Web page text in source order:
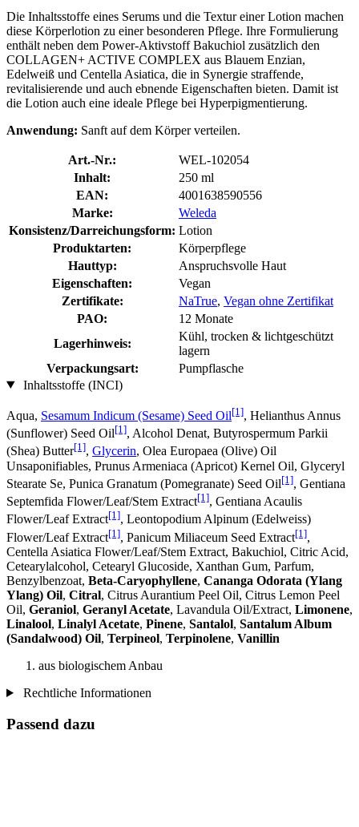
Die Inhaltsstoffe eines Serums und die Textur einer Lotion machen
diese Körperlotion zu einer besonderen Pflege. Ihre Formulierung
enthält neben dem Power-Aktivstoff Bakuchiol zusätzlich den
COLLAGEN+ ACTIVE COMPLEX aus Blauem Enzian,
Edelweiß und Centella Asiatica, die in Synergie straffende,
revitalisierende und auch ebnende Eigenschaften bieten. Damit ist
die Lotion auch eine ideale Pflege bei Hyperpigmentierung.
Anwendung: Sanft auf dem Körper verteilen.
Art.-Nr.:
WEL-102054
Inhalt:
250 ml
EAN:
4001638590556
Marke:
Weleda
Konsistenz/Darreichungsform: Lotion
Produktarten:
Körperpflege
Hauttyp:
Anspruchsvolle Haut
Eigenschaften:
Vegan
Zertifikate:
NaTrue, Vegan ohne Zertifikat
PAO:
12 Monate
Lagerhinweis:
Kühl, trocken & lichtgeschützt
lagern
Verpackungsart:
Pumpflasche
Inhaltsstoffe (INCI)
Aqua, Sesamum Indicum (Sesame) Seed Oil[1], Helianthus Annus
(Sunflower) Seed Oil[1], Alcohol Denat, Butyrospermum Parkii
(Shea) Butter[1], Glycerin, Olea Europaea (Olive) Oil
Unsaponifiables, Prunus Armeniaca (Apricot) Kernel Oil, Glyceryl
Stearate Se, Punica Granatum (Pomegranate) Seed Oil[1], Gentiana
Septemfida Flower/Leaf/Stem Extract[1], Gentiana Acaulis
Flower/Leaf Extract[1], Leontopodium Alpinum (Edelweiss)
Flower/Leaf Extract[1], Panicum Miliaceum Seed Extract[1],
Centella Asiatica Flower/Leaf/Stem Extract, Bakuchiol, Citric Acid,
Cetearylalcohol, Cetearyl Glucoside, Xanthan Gum, Parfum,
Benzylbenzoat, Beta-Caryophyllene, Cananga Odorata (Ylang
Ylang) Oil, Citral, Citrus Aurantium Peel Oil, Citrus Lemon Peel
Oil, Geraniol, Geranyl Acetate, Lavandula Oil/Extract, Limonene,
Linalool, Linalyl Acetate, Pinene, Santalol, Santalum Album
(Sandalwood) Oil, Terpineol, Terpinolene, Vanillin
aus biologischem Anbau
Rechtliche Informationen
Passend dazu